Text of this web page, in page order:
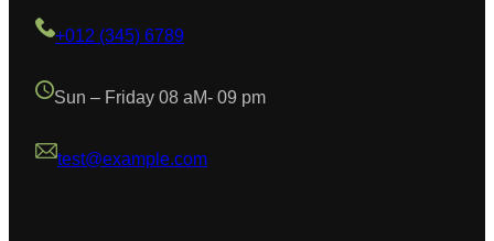
+012 (345) 6789
Sun – Friday 08 aM- 09 pm
test@example.com